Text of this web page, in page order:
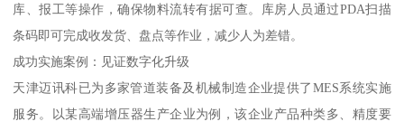
库、报工等操作，确保物料流转有据可查。库房人员通过PDA扫描
条码即可完成收发货、盘点等作业，减少人为差错。
成功实施案例：见证数字化升级
天津迈讯科已为多家管道装备及机械制造企业提供了MES系统实施
服务。以某高端增压器生产企业为例，该企业产品种类多、精度要